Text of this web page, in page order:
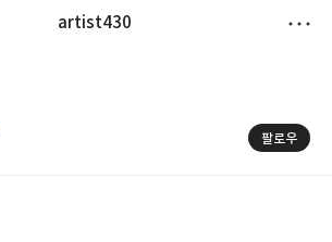
artist430
팔로우